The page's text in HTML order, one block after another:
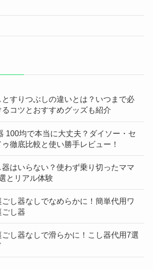
すりつぶしの違いとは？いつまで必
コツとおすすめグッズも紹介
100均で本当に大丈夫？ダイソー・セ
徹底比較と使い勝手レビュー！
はいらない？使わず乗り切ったママ
とリアル体験
し器なしでなめらかに！簡単代用ワ
し器
し器なしで滑らかに！こし器代用7選